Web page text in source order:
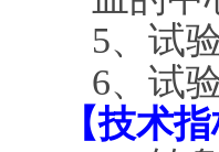
5、试
6、试
【技术